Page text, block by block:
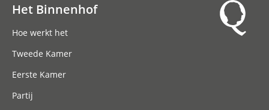
Het Binnenhof
Hoe werkt het
Tweede Kamer
Eerste Kamer
Partij